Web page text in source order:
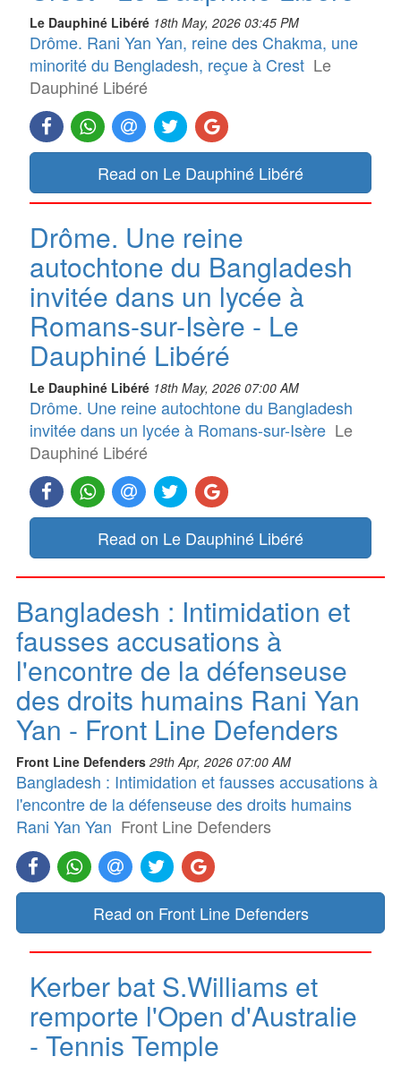
Le Dauphiné Libéré 18th May, 2026 03:45 PM
Drôme. Rani Yan Yan, reine des Chakma, une
minorité du Bengladesh, reçue à Crest Le
Dauphiné Libéré
Read on Le Dauphiné Libéré
Drôme. Une reine
autochtone du Bangladesh
invitée dans un lycée à
Romans-sur-Isère - Le
Dauphiné Libéré
Le Dauphiné Libéré 18th May, 2026 07:00 AM
Drôme. Une reine autochtone du Bangladesh
invitée dans un lycée à Romans-sur-Isère Le
Dauphiné Libéré
Read on Le Dauphiné Libéré
Bangladesh : Intimidation et
fausses accusations à
l'encontre de la défenseuse
des droits humains Rani Yan
Yan - Front Line Defenders
Front Line Defenders 29th Apr, 2026 07:00 AM
Bangladesh : Intimidation et fausses accusations à
l'encontre de la défenseuse des droits humains
Rani Yan Yan Front Line Defenders
Read on Front Line Defenders
Kerber bat S.Williams et
remporte l'Open d'Australie
- Tennis Temple